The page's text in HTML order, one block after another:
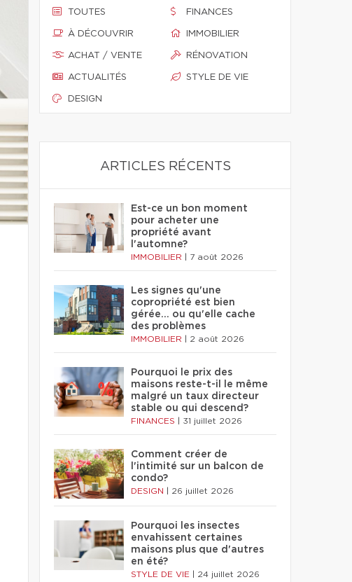
TOUTES
À DÉCOUVRIR
ACHAT / VENTE
ACTUALITÉS
DESIGN
FINANCES
IMMOBILIER
RÉNOVATION
STYLE DE VIE
ARTICLES RÉCENTS
Est-ce un bon moment
pour acheter une
propriété avant
l'automne?
IMMOBILIER 7 août 2026
Les signes qu'une
copropriété est bien
gérée… ou qu'elle cache
des problèmes
IMMOBILIER 2 août 2026
Pourquoi le prix des
maisons reste-t-il le même
malgré un taux directeur
stable ou qui descend?
FINANCES 31 juillet 2026
Comment créer de
l'intimité sur un balcon de
condo?
DESIGN 26 juillet 2026
Pourquoi les insectes
envahissent certaines
maisons plus que d'autres
en été?
STYLE DE VIE 24 juillet 2026